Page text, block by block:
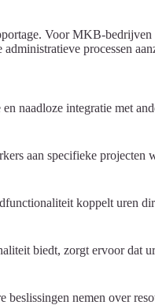
Voor MKB-
processen
naadloze integratie met
aan specifieke projecten
koppelt uren
biedt, zorgt ervoor dat
nemen over